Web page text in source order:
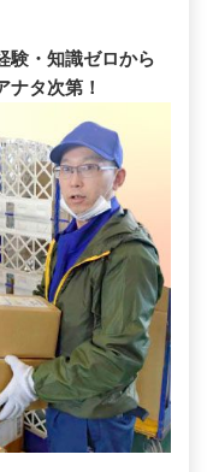
験・知識ゼロから
ナタ次第！